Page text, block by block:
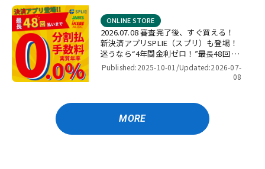
2026.07.08 審査完了後、すぐ買える！
新決済アプリSPLIE（スプリ）も登場！
迷うなら“4年間金利ゼロ！”最長48回 無
金利キャンペーン
ONLINE STORE
Published:2025-10-01/Updated:2026-07-
08
MORE